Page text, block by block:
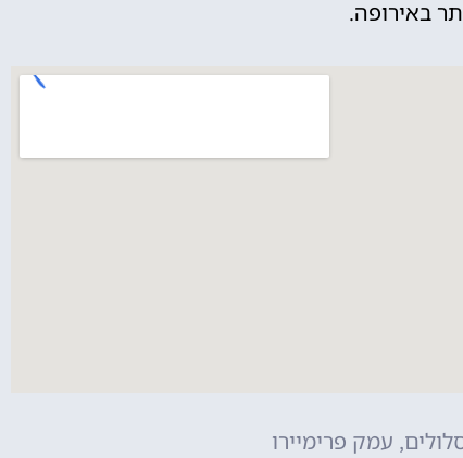
באירופה.
, עמק פרימיירו